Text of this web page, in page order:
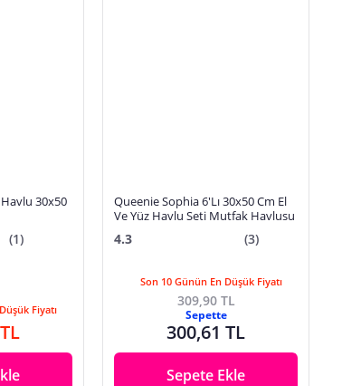
30x50
(1)
Fiyatı
Queenie Sophia 6'Lı 30x50 Cm El
Ve Yüz Havlu Seti Mutfak Havlusu
4.3 (3)
Son 10 Günün En Düşük Fiyatı
309,90 TL
Sepette
300,61 TL
Sepete Ekle